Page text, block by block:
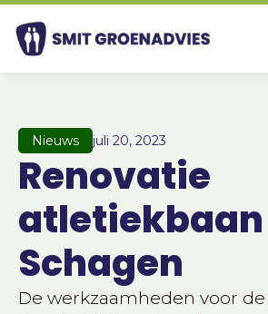
Ga
naar
inhoud
Nieuws juli 20, 2023
Renovatie
atletiekbaan
Schagen
De werkzaamheden voor